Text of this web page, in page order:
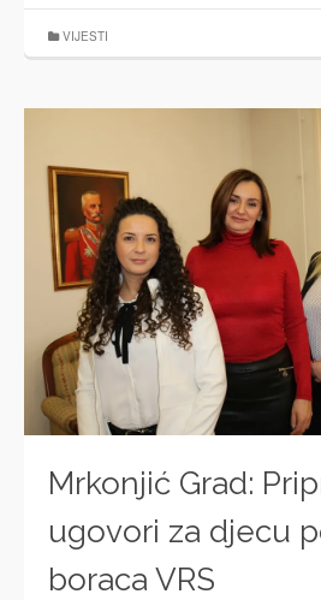
VIJESTI
Mrkonjić Grad:
ugovori za djecu
boraca VRS